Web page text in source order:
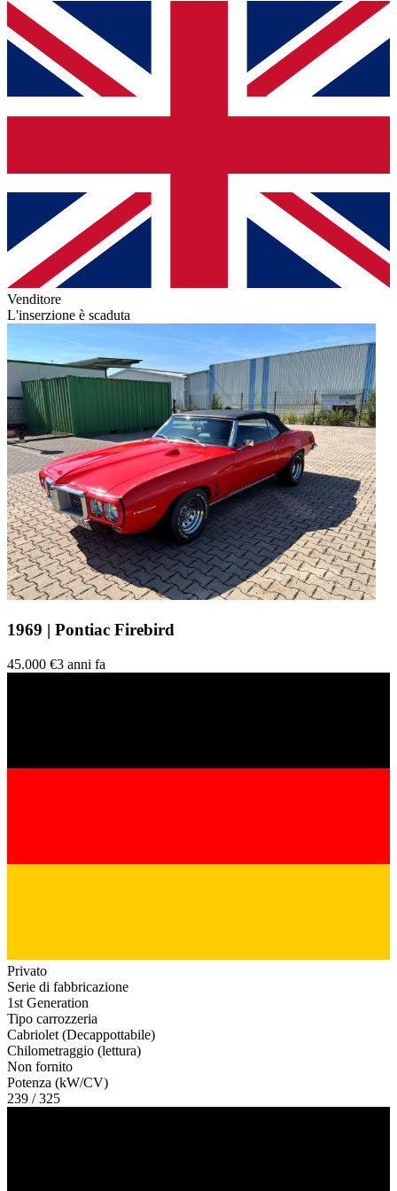
Venditore
L'inserzione è scaduta
1969 | Pontiac Firebird
45.000 €3 anni fa
Privato
Serie di fabbricazione
1st Generation
Tipo carrozzeria
Cabriolet (Decappottabile)
Chilometraggio (lettura)
Non fornito
Potenza (kW/CV)
239 / 325